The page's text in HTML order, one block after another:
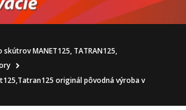
MANET125, TATRAN125,
originál pôvodná výroba v